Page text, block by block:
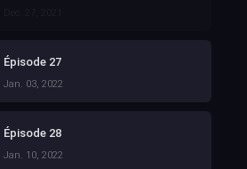
Épisode 27
Jan. 03, 2022
Épisode 28
Jan. 10, 2022